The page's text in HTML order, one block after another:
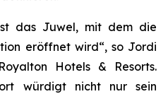
das Juwel, mit dem die
eröffnet wird“, so Jordi
Hotels & Resorts.
würdigt nicht nur sein